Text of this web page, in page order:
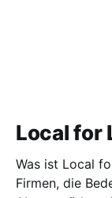
Local for
Was ist Local for Local? Das ist
Firmen, die